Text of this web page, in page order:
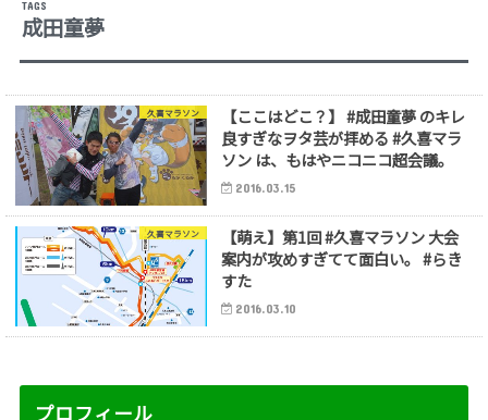
成田童夢
久喜マラソン
【ここはどこ？】 #成田童夢 のキレ
良すぎなヲタ芸が拝める #久喜マラ
ソン は、もはやニコニコ超会議。
2016.03.15
久喜マラソン
【萌え】第1回 #久喜マラソン 大会
案内が攻めすぎてて面白い。 #らき
すた
2016.03.10
プロフィール